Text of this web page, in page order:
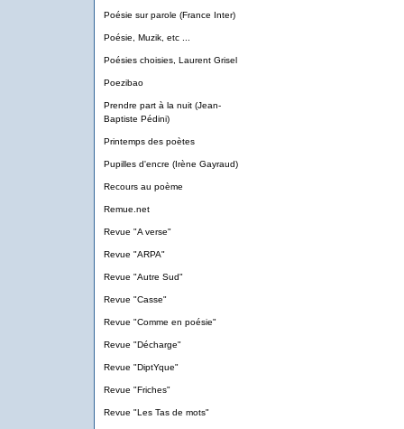
Poésie sur parole (France Inter)
Poésie, Muzik, etc ...
Poésies choisies, Laurent Grisel
Poezibao
Prendre part à la nuit (Jean-
Baptiste Pédini)
Printemps des poètes
Pupilles d'encre (Irène Gayraud)
Recours au poème
Remue.net
Revue "A verse"
Revue "ARPA"
Revue "Autre Sud"
Revue "Casse"
Revue "Comme en poésie"
Revue "Décharge"
Revue "DiptYque"
Revue "Friches"
Revue "Les Tas de mots"